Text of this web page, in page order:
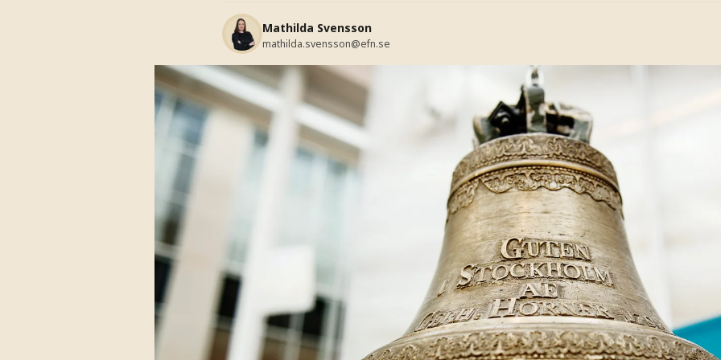
Mathilda Svensson
mathilda.svensson@efn.se